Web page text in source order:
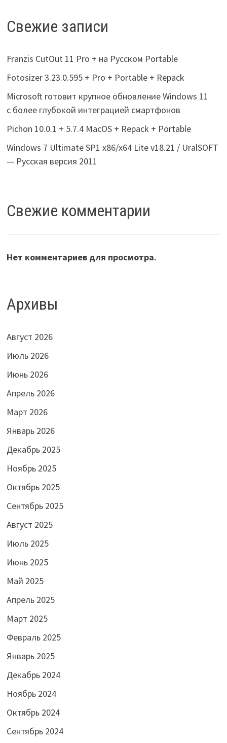
Свежие записи
Franzis CutOut 11 Pro + на Русском Portable
Fotosizer 3.23.0.595 + Pro + Portable + Repack
Microsoft готовит крупное обновление Windows 11
с более глубокой интеграцией смартфонов
Pichon 10.0.1 + 5.7.4 MacOS + Repack + Portable
Windows 7 Ultimate SP1 x86/x64 Lite v18.21 / UralSOFT
— Русская версия 2011
Свежие комментарии
Нет комментариев для просмотра.
Архивы
Август 2026
Июль 2026
Июнь 2026
Апрель 2026
Март 2026
Январь 2026
Декабрь 2025
Ноябрь 2025
Октябрь 2025
Сентябрь 2025
Август 2025
Июль 2025
Июнь 2025
Май 2025
Апрель 2025
Март 2025
Февраль 2025
Январь 2025
Декабрь 2024
Ноябрь 2024
Октябрь 2024
Сентябрь 2024